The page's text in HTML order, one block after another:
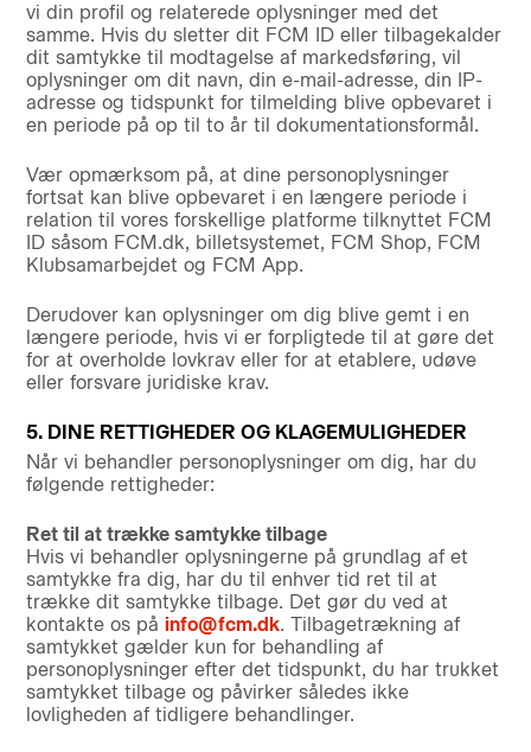
vi din profil og relaterede oplysninger med det
samme. Hvis du sletter dit FCM ID eller tilbagekalder
dit samtykke til modtagelse af markedsføring, vil
oplysninger om dit navn, din e-mail-adresse, din IP-
adresse og tidspunkt for tilmelding blive opbevaret i
en periode på op til to år til dokumentationsformål.
Vær opmærksom på, at dine personoplysninger
fortsat kan blive opbevaret i en længere periode i
relation til vores forskellige platforme tilknyttet FCM
ID såsom FCM.dk, billetsystemet, FCM Shop, FCM
Klubsamarbejdet og FCM App.
Derudover kan oplysninger om dig blive gemt i en
længere periode, hvis vi er forpligtede til at gøre det
for at overholde lovkrav eller for at etablere, udøve
eller forsvare juridiske krav.
5. DINE RETTIGHEDER OG KLAGEMULIGHEDER
Når vi behandler personoplysninger om dig, har du
følgende rettigheder:
Ret til at trække samtykke tilbage
Hvis vi behandler oplysningerne på grundlag af et
samtykke fra dig, har du til enhver tid ret til at
trække dit samtykke tilbage. Det gør du ved at
kontakte os på info@fcm.dk. Tilbagetrækning af
samtykket gælder kun for behandling af
personoplysninger efter det tidspunkt, du har trukket
samtykket tilbage og påvirker således ikke
lovligheden af tidligere behandlinger.